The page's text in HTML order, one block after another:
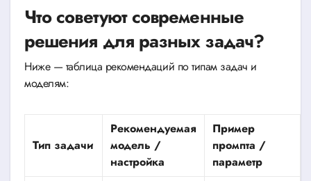
Что советуют современные
решения для разных задач?
Ниже — таблица рекомендаций по типам задач и
моделям:
Тип задачи
Рекомендуемая
модель /
настройка
Пример
промпта /
параметр